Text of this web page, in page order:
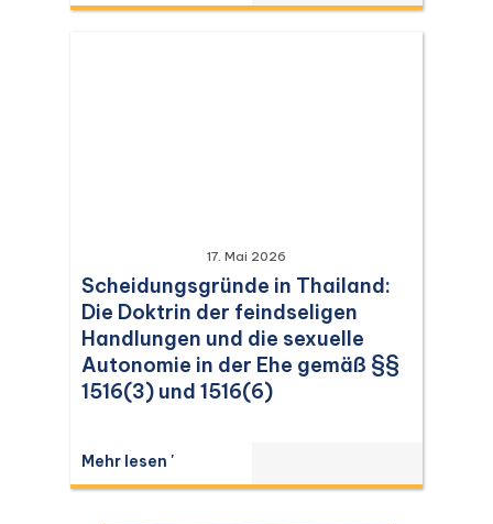
17. Mai 2026
Scheidungsgründe in Thailand:
Die Doktrin der feindseligen
Handlungen und die sexuelle
Autonomie in der Ehe gemäß §§
1516(3) und 1516(6)
Mehr lesen '